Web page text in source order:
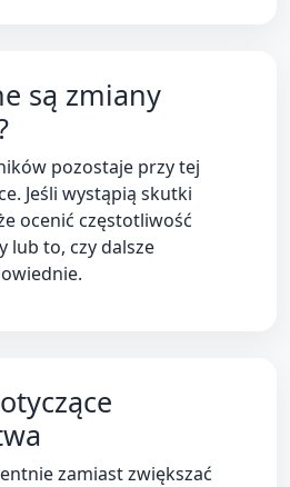
są zmiany
pozostaje przy tej
Jeśli wystąpią skutki
ocenić częstotliwość
lub to, czy dalsze
zamiast zwiększać